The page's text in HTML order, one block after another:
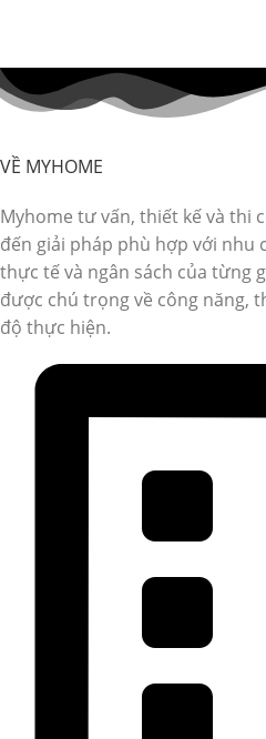
VỀ MYHOME
Myhome tư vấn, thiết kế và thi
đến giải pháp phù hợp với nhu
thực tế và ngân sách của từng
được chú trọng về công năng,
độ thực hiện.